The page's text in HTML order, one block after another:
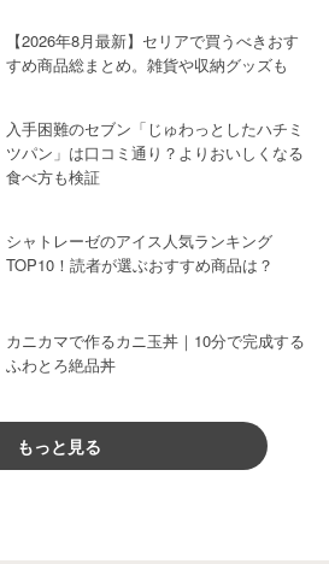
【2026年8月最新】セリアで買うべきおす
すめ商品総まとめ。雑貨や収納グッズも
入手困難のセブン「じゅわっとしたハチミ
ツパン」は口コミ通り？よりおいしくなる
食べ方も検証
シャトレーゼのアイス人気ランキング
TOP10！読者が選ぶおすすめ商品は？
カニカマで作るカニ玉丼｜10分で完成する
ふわとろ絶品丼
もっと見る